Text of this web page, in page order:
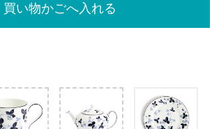
買い物かごへ入れる